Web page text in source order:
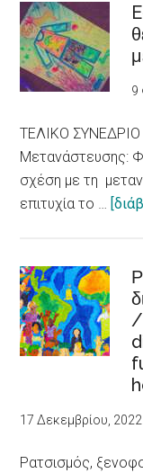
9
ΤΕΛΙΚΟ
Μετανάστευσης:
σχέση με τη
επιτυχία το …
/
17 Δεκεμβρίου, 2022
Ρατσισμός,